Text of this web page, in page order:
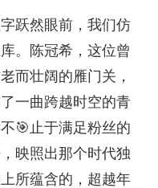
跃然眼前，我们仿
。陈冠希，这位曾
而壮阔的雁门关，
一曲跨越时空的青
🎯止于满足粉丝的
映照出那个时代独
所蕴含的，超越年